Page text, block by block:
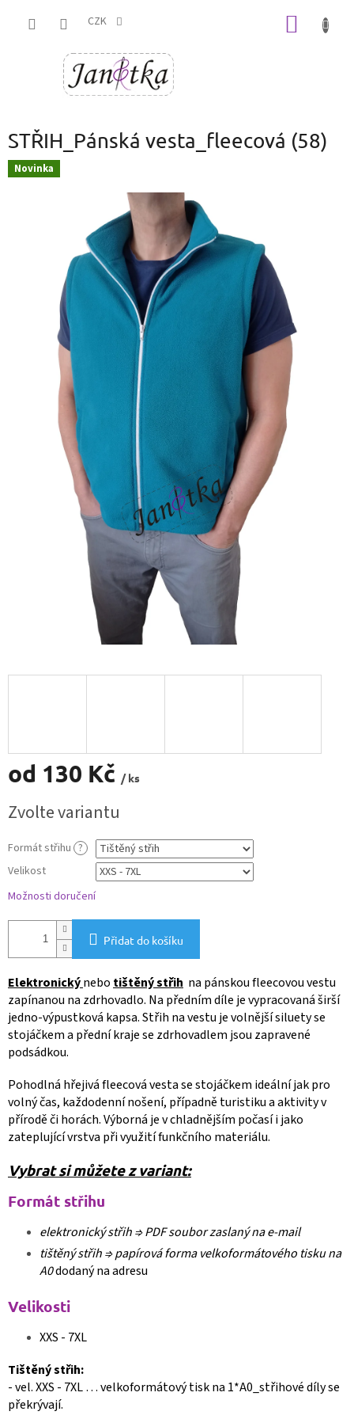
CZK
STŘIH_Pánská vesta_fleecová (58)
Novinka
od 130 Kč / ks
cena:
Zvolte variantu
Formát střihu ?
Velikost
Možnosti doručení
Přidat do košíku
Elektronickýnebo tištěný střih na pánskou fleecovou vestu
zapínanou na zdrhovadlo. Na předním díle je vypracovaná širší
jedno-výpustková kapsa. Střih na vestu je volnější siluety se
stojáčkem a přední kraje se zdrhovadlem jsou zapravené
podsádkou.
Pohodlná hřejivá fleecová vesta se stojáčkem ideální jak pro
volný čas, každodenní nošení, případně turistiku a aktivity v
přírodě či horách. Výborná je v chladnějším počasí i jako
zateplující vrstva při využití funkčního materiálu.
Vybrat si můžete z variant:
Formát střihu
elektronický střih ⇒PDF soubor zaslaný na e-mail
tištěný střih ⇒papírová forma velkoformátového tisku na
A0dodaný na adresu
Velikosti
XXS - 7XL
Tištěný střih:
- vel. XXS - 7XL … velkoformátový tisk na 1*A0_střihové díly se
překrývají.